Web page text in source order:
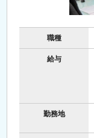
職種
給与
勤務地